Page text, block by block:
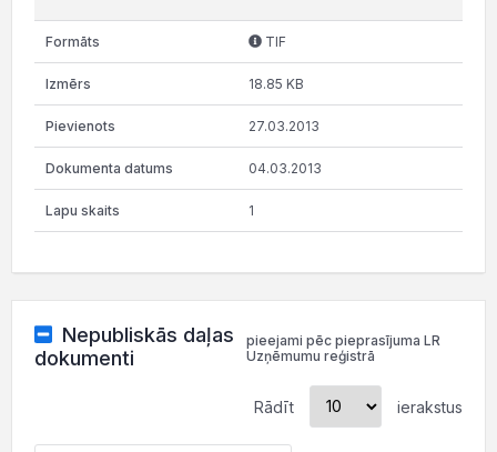
TIF
18.85 KB
27.03.2013
04.03.2013
1
Nepubliskās daļas
dokumenti
pieejami pēc pieprasījuma LR
Uzņēmumu reģistrā
Rādīt ierakstus